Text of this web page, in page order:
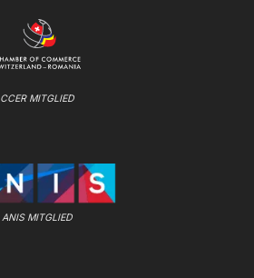
CCER MITGLIED
ANIS MITGLIED